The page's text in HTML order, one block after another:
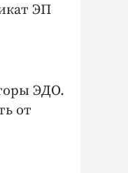
ЭП
ЭДО.
от